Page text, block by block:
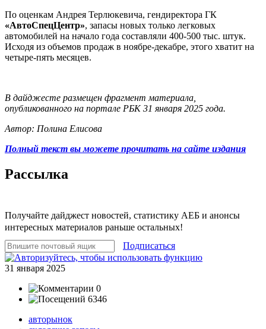
По оценкам Андрея Терлюкевича, гендиректора ГК
«АвтоСпецЦентр», запасы новых только легковых
автомобилей на начало года составляли 400-500 тыс. штук.
Исходя из объемов продаж в ноябре-декабре, этого хватит на
четыре-пять месяцев.
В дайджесте размещен фрагмент материала,
опубликованного на портале РБК 31 января 2025 года.
Автор: Полина Елисова
Полный текст вы можете прочитать на сайте издания
Рассылка
Получайте дайджест новостей, статистику АЕБ и анонсы
интересных материалов раньше остальных!
Подписаться
31 января 2025
0
6346
авторынок